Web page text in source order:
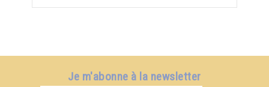
Je m'abonne à la newsletter